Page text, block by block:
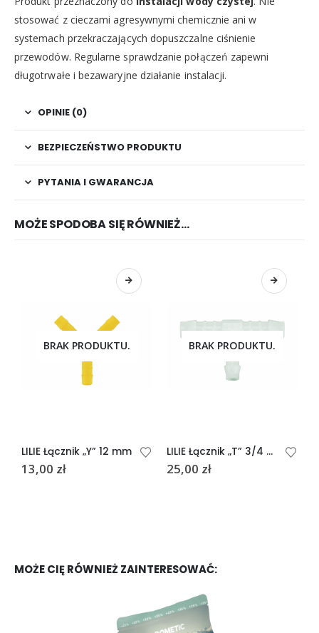
stosować z cieczami agresywnymi chemicznie ani w
systemach przekraczających dopuszczalne ciśnienie
przewodów. Regularne sprawdzanie połączeń zapewni
długotrwałe i bezawaryjne działanie instalacji.
OPINIE (0)
BEZPIECZEŃSTWO PRODUKTU
PYTANIA I GWARANCJA
MOŻE SPODOBA SIĘ RÓWNIEŻ…
BRAK PRODUKTU.
LILIE Łącznik „Y” 12 mm
13,00 zł
BRAK PRODUKTU.
LILIE Łącznik „T” 3/4 cala 19mm
25,00 zł
MOŻE CIĘ RÓWNIEŻ ZAINTERESOWAĆ: